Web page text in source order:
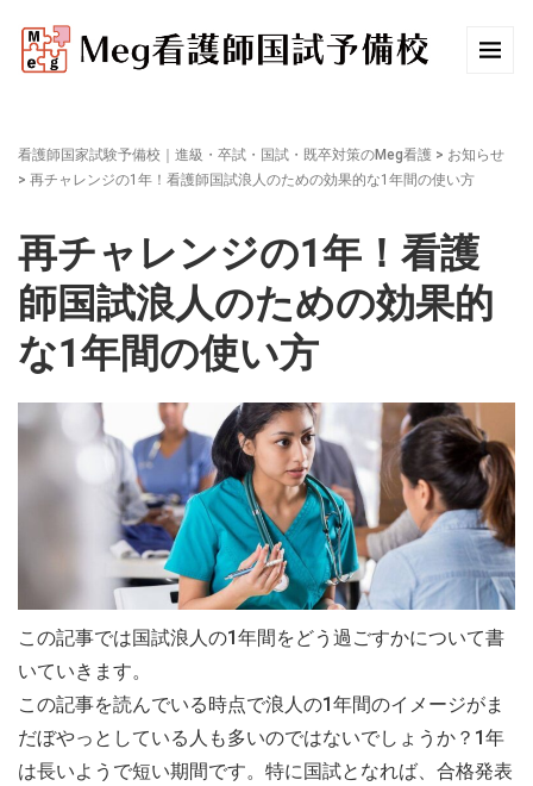
看護師国家試験予備校｜進級・卒試・国試・既卒対策のMeg看護 > お知らせ
> 再チャレンジの1年！看護師国試浪人のための効果的な1年間の使い方
再チャレンジの1年！看護
師国試浪人のための効果的
な1年間の使い方
この記事では国試浪人の1年間をどう過ごすかについて書
いていきます。
この記事を読んでいる時点で浪人の1年間のイメージがま
だぼやっとしている人も多いのではないでしょうか？1年
は長いようで短い期間です。特に国試となれば、合格発表